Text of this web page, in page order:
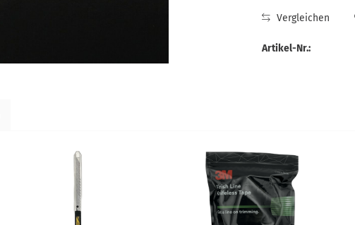
Vergleichen
Artikel-Nr.: